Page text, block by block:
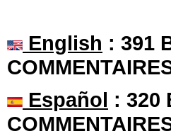
English : 391
Español : 320